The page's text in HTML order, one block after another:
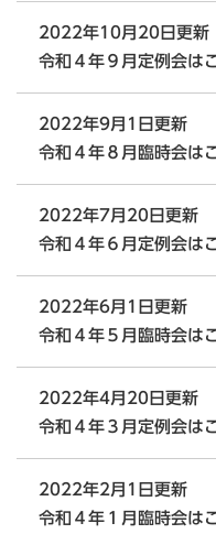
2022年10月20日更新
令和４年９月定例会は
2022年9月1日更新
令和４年８月臨時会は
2022年7月20日更新
令和４年６月定例会は
2022年6月1日更新
令和４年５月臨時会は
2022年4月20日更新
令和４年３月定例会は
2022年2月1日更新
令和４年１月臨時会は